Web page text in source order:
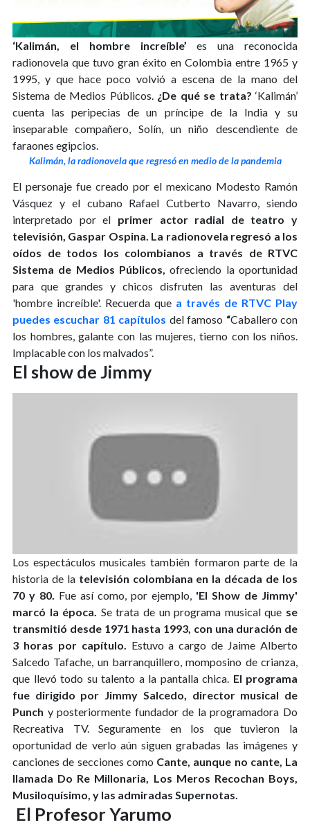
‘Kalimán, el hombre increíble’ es una reconocida
radionovela que tuvo gran éxito en Colombia entre 1965 y
1995, y que hace poco volvió a escena de la mano del
Sistema de Medios Públicos. ¿De qué se trata? ‘Kalimán’
cuenta las peripecias de un príncipe de la India y su
inseparable compañero, Solín, un niño descendiente de
faraones egipcios.
Kalimán, la radionovela que regresó en medio de la pandemia
El personaje fue creado por el mexicano Modesto Ramón
Vásquez y el cubano Rafael Cutberto Navarro, siendo
interpretado por el primer actor radial de teatro y
televisión, Gaspar Ospina. La radionovela regresó a los
oídos de todos los colombianos a través de RTVC
Sistema de Medios Públicos, ofreciendo la oportunidad
para que grandes y chicos disfruten las aventuras del
'hombre increíble'. Recuerda que a través de RTVC Play
puedes escuchar 81 capítulos del famoso “Caballero con
los hombres, galante con las mujeres, tierno con los niños.
Implacable con los malvados”.
El show de Jimmy
Los espectáculos musicales también formaron parte de la
historia de la televisión colombiana en la década de los
70 y 80. Fue así como, por ejemplo, 'El Show de Jimmy'
marcó la época. Se trata de un programa musical que se
transmitió desde 1971 hasta 1993, con una duración de
3 horas por capítulo. Estuvo a cargo de Jaime Alberto
Salcedo Tafache, un barranquillero, momposino de crianza,
que llevó todo su talento a la pantalla chica. El programa
fue dirigido por Jimmy Salcedo, director musical de
Punch y posteriormente fundador de la programadora Do
Recreativa TV. Seguramente en los que tuvieron la
oportunidad de verlo aún siguen grabadas las imágenes y
canciones de secciones como Cante, aunque no cante, La
llamada Do Re Millonaria, Los Meros Recochan Boys,
Musiloquísimo, y las admiradas Supernotas.
El Profesor Yarumo